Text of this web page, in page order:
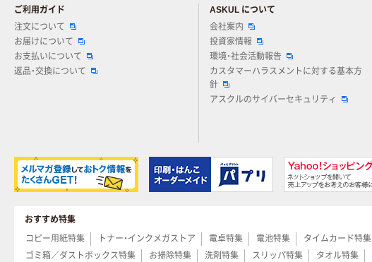
ご利用ガイド
注文について
お届けについて
お支払いについて
返品・交換について
ASKUL について
会社案内
投資家情報
環境・社会活動報告
カスタマーハラスメントに対する基本方
針
アスクルのサイバーセキュリティ
おすすめ特集
コピー用紙特集
トナー・インクメガストア 電卓特集 電池特集 タイムカード特集
ゴミ箱／ダストボックス特集
お掃除特集 洗剤特集 スリッパ特集 タオル特集